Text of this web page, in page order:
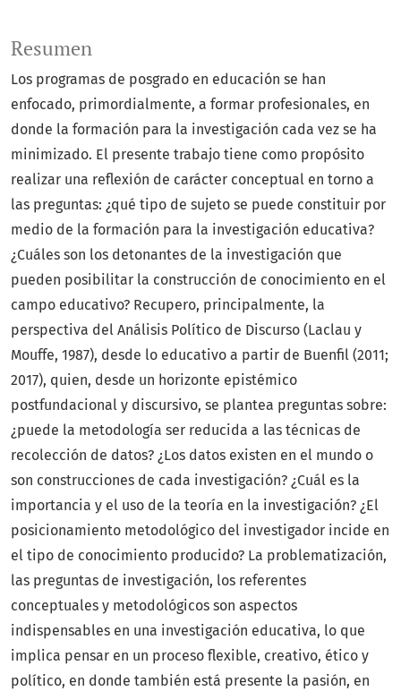
Resumen
Los programas de posgrado en educación se han
enfocado, primordialmente, a formar profesionales, en
donde la formación para la investigación cada vez se ha
minimizado. El presente trabajo tiene como propósito
realizar una reflexión de carácter conceptual en torno a
las preguntas: ¿qué tipo de sujeto se puede constituir por
medio de la formación para la investigación educativa?
¿Cuáles son los detonantes de la investigación que
pueden posibilitar la construcción de conocimiento en el
campo educativo? Recupero, principalmente, la
perspectiva del Análisis Político de Discurso (Laclau y
Mouffe, 1987), desde lo educativo a partir de Buenfil (2011;
2017), quien, desde un horizonte epistémico
postfundacional y discursivo, se plantea preguntas sobre:
¿puede la metodología ser reducida a las técnicas de
recolección de datos? ¿Los datos existen en el mundo o
son construcciones de cada investigación? ¿Cuál es la
importancia y el uso de la teoría en la investigación? ¿El
posicionamiento metodológico del investigador incide en
el tipo de conocimiento producido? La problematización,
las preguntas de investigación, los referentes
conceptuales y metodológicos son aspectos
indispensables en una investigación educativa, lo que
implica pensar en un proceso flexible, creativo, ético y
político, en donde también está presente la pasión, en